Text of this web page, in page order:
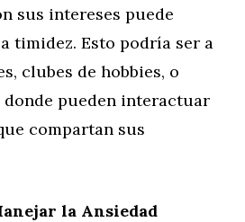
sus intereses puede
timidez. Esto podría ser a
clubes de hobbies, o
donde pueden interactuar
compartan sus
la Ansiedad